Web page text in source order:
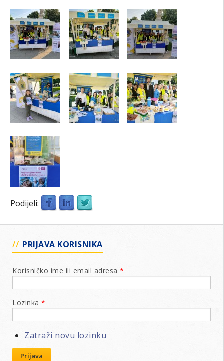
Podijeli:
PRIJAVA KORISNIKA
Korisničko ime ili email adresa *
Lozinka *
Zatraži novu lozinku
Prijava